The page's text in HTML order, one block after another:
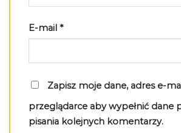
E-mail *
Zapisz moje dane, adres e-
przeglądarce aby wypełnić dane
pisania kolejnych komentarzy.